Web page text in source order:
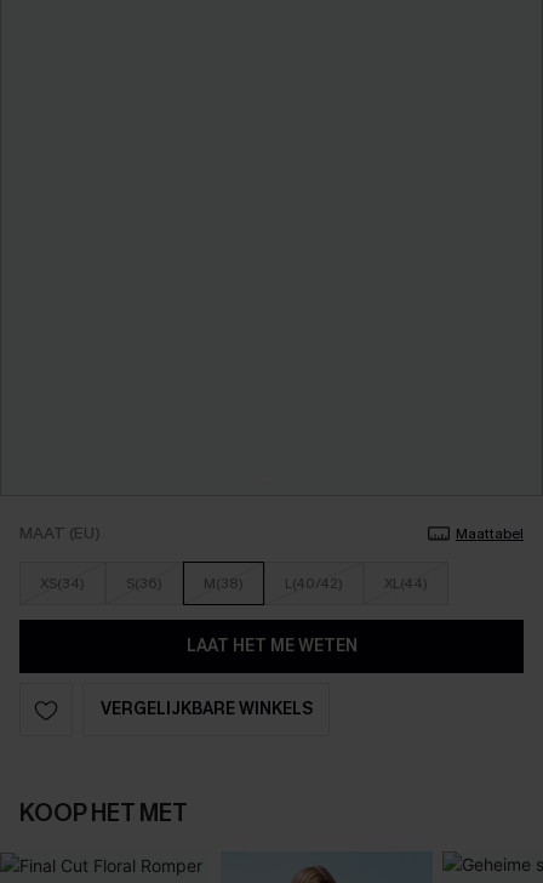
MAAT (EU) Maattabel
XS(34) S(36) M(38) L(40/42) XL(44)
LAAT HET ME WETEN
VERGELIJKBARE WINKELS
KOOP HET MET